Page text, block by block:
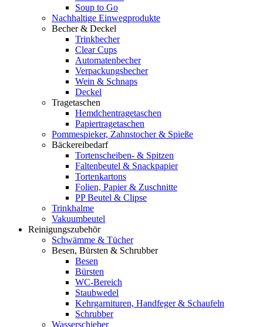
Soup to Go
Nachhaltige Einwegprodukte
Becher & Deckel
Trinkbecher
Clear Cups
Automatenbecher
Verpackungsbecher
Wein & Schnaps
Deckel
Tragetaschen
Hemdchentragetaschen
Papiertragetaschen
Pommespieker, Zahnstocher & Spieße
Bäckereibedarf
Tortenscheiben- & Spitzen
Faltenbeutel & Snackpapier
Tortenkartons
Folien, Papier & Zuschnitte
PP Beutel & Clipse
Trinkhalme
Vakuumbeutel
Reinigungszubehör
Schwämme & Tücher
Besen, Bürsten & Schrubber
Besen
Bürsten
WC-Bereich
Staubwedel
Kehrgarnituren, Handfeger & Schaufeln
Schrubber
Wasserschieber